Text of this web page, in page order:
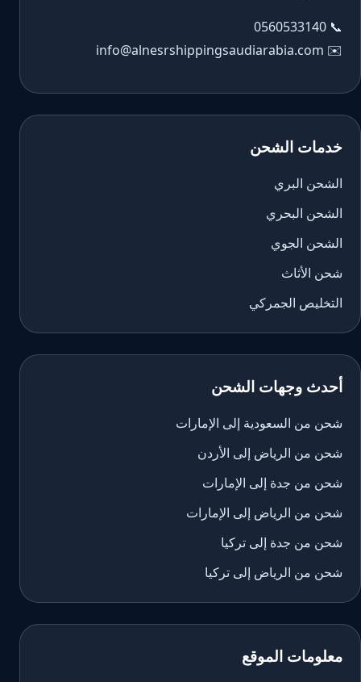
📞
0560533140
✉️
info@alnesrshippingsaudiarabia.com
خدمات الشحن
الشحن البري
الشحن البحري
الشحن الجوي
شحن الأثاث
التخليص الجمركي
أحدث وجهات الشحن
شحن من السعودية إلى الإمارات
شحن من الرياض إلى الأردن
شحن من جدة إلى الإمارات
شحن من الرياض إلى الإمارات
شحن من جدة إلى تركيا
شحن من الرياض إلى تركيا
معلومات الموقع